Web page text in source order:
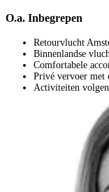
O.a. Inbegrepen
Retourvlucht
Binnenlandse
Comfortabele
Privé vervoer met
Activiteiten